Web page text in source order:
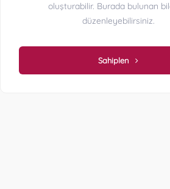
oluşturabilir. Burada bulunan
düzenleyebilirsiniz.
Sahiplen